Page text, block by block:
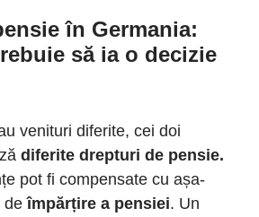
în Germania:
să ia o decizie
venituri diferite, cei doi
diferite drepturi de pensie.
pot fi compensate cu așa-
deîmpărțire a pensiei. Un